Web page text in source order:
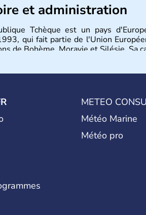
et administration
Tchèque est un pays
qui fait partie de l'Union
de Bohème, Moravie et Silésie. Sa
METEO
Météo Marine
Météo pro